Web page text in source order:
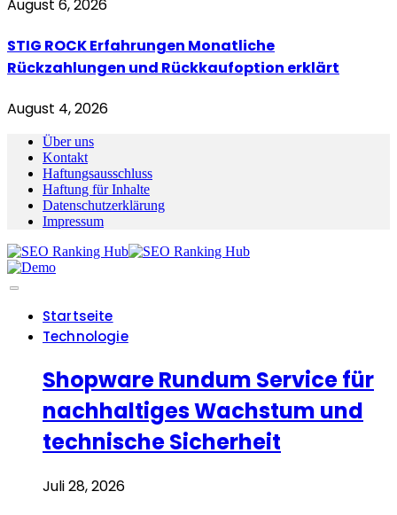
August 6, 2026
STIG ROCK Erfahrungen Monatliche
Rückzahlungen und Rückkaufoption erklärt
August 4, 2026
Über uns
Kontakt
Haftungsausschluss
Haftung für Inhalte
Datenschutzerklärung
Impressum
Startseite
Technologie
Shopware Rundum Service für
nachhaltiges Wachstum und
technische Sicherheit
Juli 28, 2026